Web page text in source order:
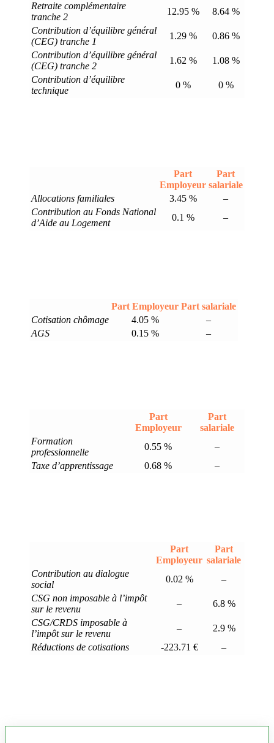
Retraite complémentaire
tranche 2
12.95 %
8.64 %
Contribution d’équilibre général
(CEG) tranche 1
1.29 %
0.86 %
Contribution d’équilibre général
(CEG) tranche 2
1.62 %
1.08 %
Contribution d’équilibre
technique
0 % 0 %
Part
Employeur
Part
salariale
Allocations familiales
3.45 %
–
Contribution au Fonds National
d’Aide au Logement
0.1 % –
Part Employeur Part salariale
Cotisation chômage
4.05 %
–
AGS
0.15 % –
Part
Employeur
Part
salariale
Formation
professionnelle
0.55 %
–
Taxe d’apprentissage
0.68 % –
Part
Employeur
Part
salariale
Contribution au dialogue
social
0.02 %
–
CSG non imposable à l’impôt
sur le revenu
–
6.8 %
CSG/CRDS imposable à
l’impôt sur le revenu
–
2.9 %
Réductions de cotisations
-223.71 € –